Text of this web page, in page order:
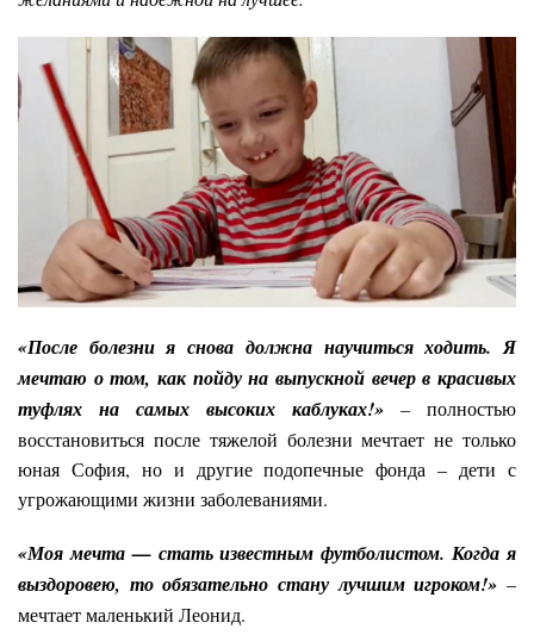
«После болезни я снова должна научиться ходить. Я
мечтаю о том, как пойду на выпускной вечер в красивых
туфлях на самых высоких каблуках!» –
полностью
восстановиться после тяжелой болезни мечтает не только
юная София, но и другие подопечные фонда – дети с
угрожающими жизни заболеваниями.
«Моя мечта — стать известным футболистом. Когда я
выздоровею, то обязательно стану лучшим игроком!» –
мечтает маленький Леонид.